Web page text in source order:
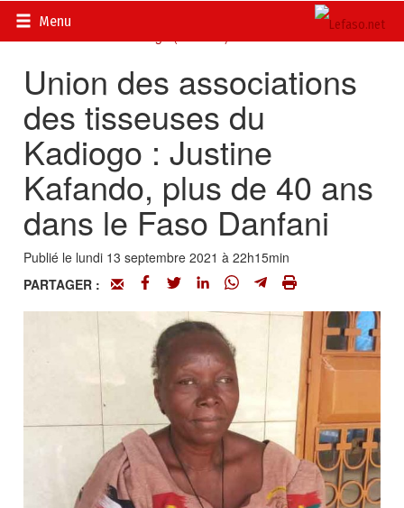
Menu
Accueil>
Union des associations
Union des associations
des tisseuses du
Kadiogo : Justine
Kafando, plus de 40 ans
dans le Faso Danfani
Publié le lundi 13 septembre 2021 à 22h15min
PARTAGER :